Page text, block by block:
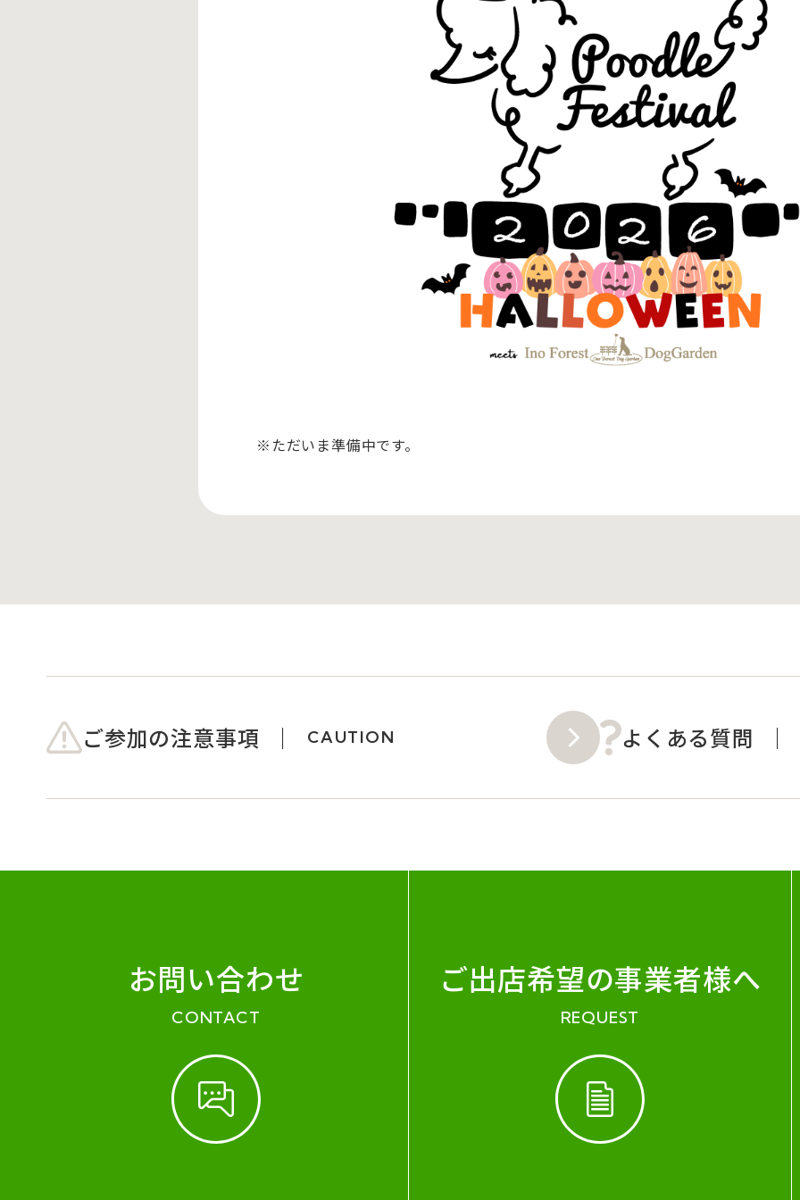
※ただいま準備中です。
ご参加の注意事項 CAUTION よくある質問
お問い合わせ
CONTACT
ご出店希望の事業者様へ
REQUEST